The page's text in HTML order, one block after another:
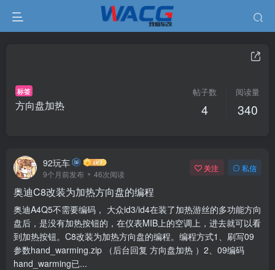
标签
方向盘加热
帖子数
4
阅读量
340
92玩车
9个月前发布 46次阅读
关注 私信
奥迪C8改装为加热方向盘的编程
奥迪A4Q5不需要编码， 大众id3/id4在装了加热游丝的多功能方向
盘后，是没有加热按钮的，在仪表MIB上的空调上，进去就可以看
到加热按钮。C8改装为加热方向盘的编程。编程方式1、刷写09
参数hand_warming.zip （后台回复 方向盘加热 ）2、09编码
hand_warming已...